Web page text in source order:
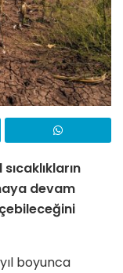
devam
boyunca